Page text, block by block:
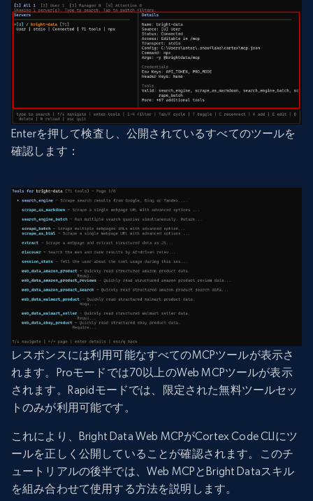
Enterを押して検査し、公開されているすべてのツールを
確認します：
レスポンスには利用可能なすべてのMCPツールが表示さ
れます。Proモードでは70以上のWeb MCPツールが表示
されます。Rapidモードでは、限定された無料ツールセッ
トのみが利用可能です。
これにより、Bright Data Web MCPがCortex Code CLIにツ
ールを正しく公開していることが確認されます。このチ
ュートリアルの後半では、Web MCPとBright Dataスキル
を組み合わせて使用する方法を説明します。